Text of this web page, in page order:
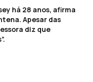
há 28 anos, afirma
Apesar das
diz que